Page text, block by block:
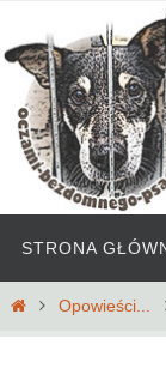
treści
treści
STRONA
HomeOpowieści...